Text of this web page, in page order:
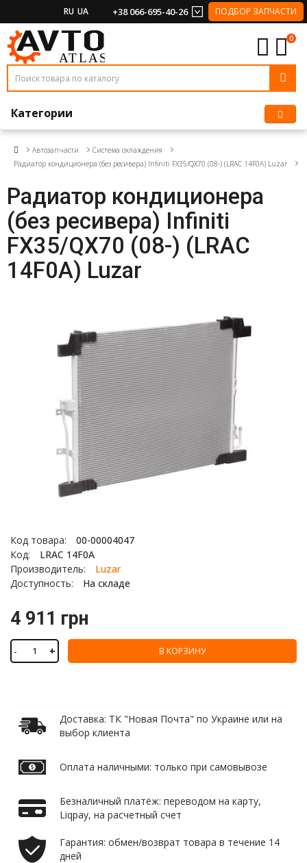
RU UA +38 066-695-40-26 ПОДБОР ЗАПЧАСТИ
0
Категории
Автозапчасти
Система охлаждения
Радиатор кондиционера (без ресивера) Infiniti FX35/QX70 (08-) (LRAC 14F0A) Luzar
Радиатор кондиционера
(без ресивера) Infiniti
FX35/QX70 (08-) (LRAC
14F0A) Luzar
Код товара:
00-00004047
Код:
LRAC 14F0A
Производитель:
Luzar
Доступность:
На складе
4 911 грн
- + В КОРЗИНУ
Доставка: ТК "Новая Почта" по Украине или на
выбор клиента
Оплата наличными: только при самовывозе
Безналичный платёж: переводом на карту,
Liqpay, на расчетный счет
Гарантия: обмен/возврат товара в течение 14
дней